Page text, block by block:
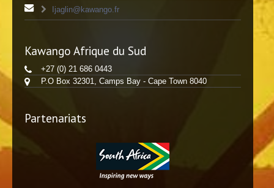
Ijaglin@kawango.fr
Kawango Afrique du Sud
+27 (0) 21 686 0443
P.O Box 32301, Camps Bay - Cape Town 8040
Partenariats